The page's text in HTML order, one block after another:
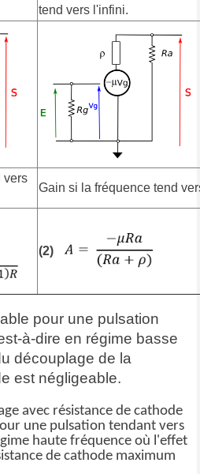
tend vers l'infini.
vers
Gain si la fréquence tend
(2)
pour une pulsation
à-dire en régime basse
découplage de la
est négligeable.
avec résistance de cathode
une pulsation tendant vers
haute fréquence où l'effet
de cathode maximum